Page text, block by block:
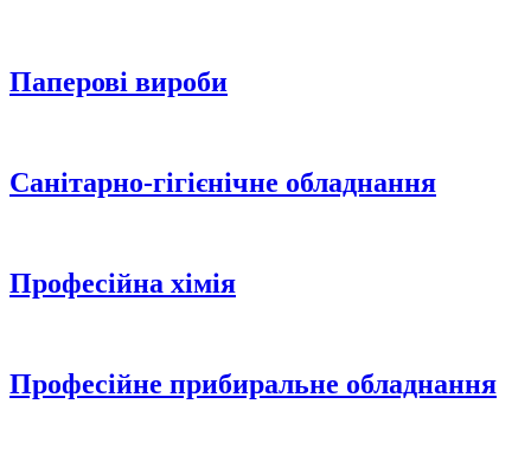
Паперові вироби
Санітарно-гігієнічне обладнання
Професійна хімія
Професійне прибиральне обладнання